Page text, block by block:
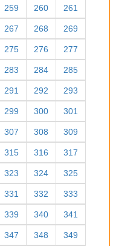
259 260 261
267 268 269
275 276 277
283 284 285
291 292 293
299 300 301
307 308 309
315 316 317
323 324 325
331 332 333
339 340 341
347 348 349